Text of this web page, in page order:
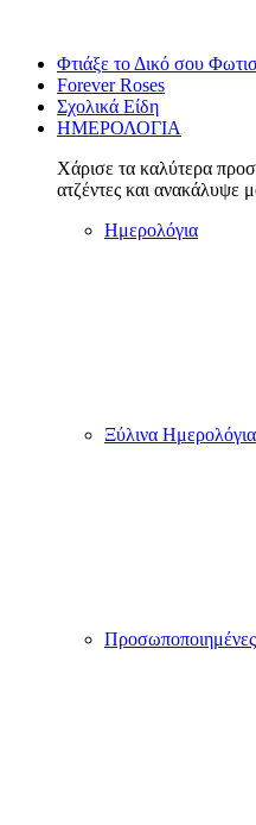
Φτιάξε το Δικό σου
Forever Roses
Σχολικά Είδη
ΗΜΕΡΟΛΟΓΙΑ
Χάρισε τα καλύτερα
ατζέντες και ανακάλυψε
Ημερολόγια
Ξύλινα Ημερολόγια